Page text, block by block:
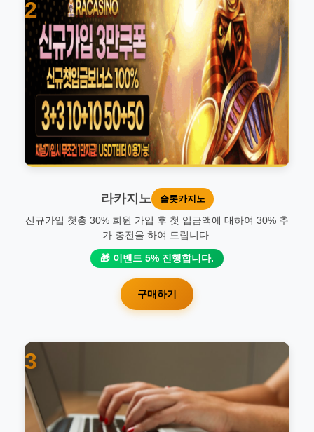
2
라카지노 슬롯카지노
신규가입 첫충 30% 회원 가입 후 첫 입금액에 대하여 30% 추
가 충전을 하여 드립니다.
🎁 이벤트 5% 진행합니다.
구매하기
3